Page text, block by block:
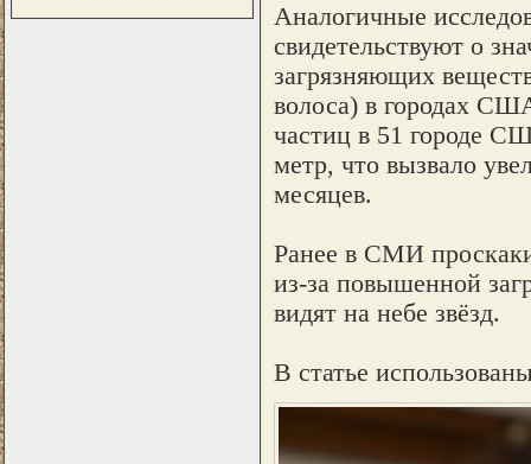
Аналогичные
свидетельствуют о
загрязняющих
волоса) в городах
частиц в 51 городе
метр, что вызвало
месяцев.
Ранее в СМИ
из-за повышенной
видят на небе звёзд.
В статье